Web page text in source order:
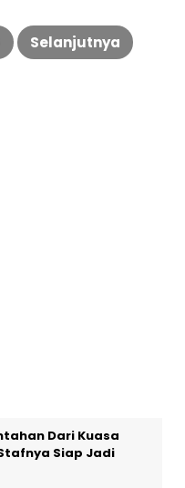
Selanjutnya
Dari Kuasa
Siap Jadi